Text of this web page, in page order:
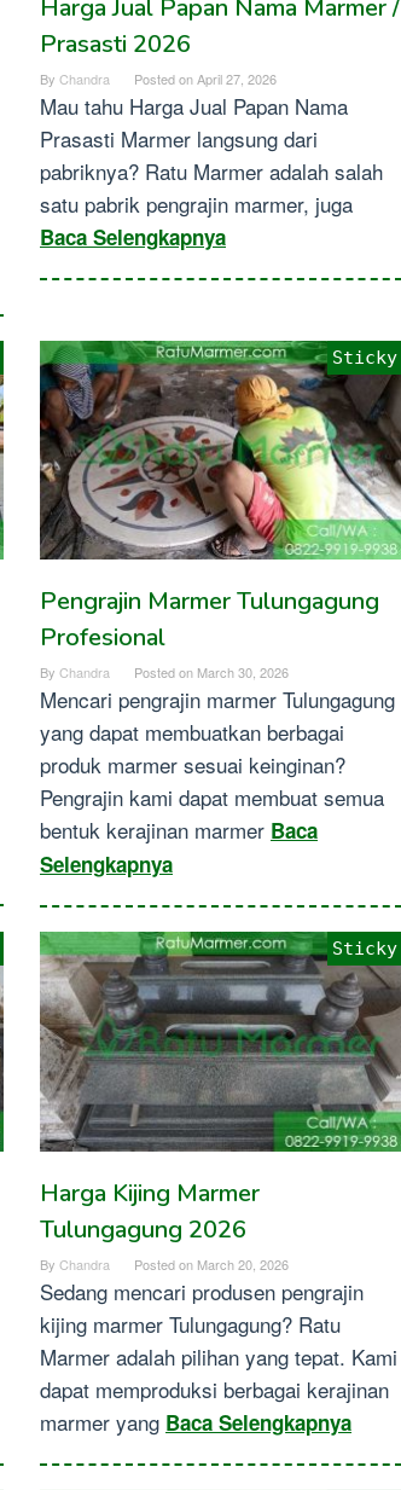
Harga Jual Papan Nama Marmer /
Prasasti 2026
By Chandra Posted onApril 27, 2026
Mau tahu Harga Jual Papan Nama
Prasasti Marmer langsung dari
pabriknya? Ratu Marmer adalah salah
satu pabrik pengrajin marmer, juga
Baca Selengkapnya
Pengrajin Marmer Tulungagung
Profesional
By Chandra Posted on March 30, 2026
Mencari pengrajin marmer Tulungagung
yang dapat membuatkan berbagai
produk marmer sesuai keinginan?
Pengrajin kami dapat membuat semua
bentuk kerajinan marmer Baca
Selengkapnya
Sticky
Harga Kijing Marmer
Tulungagung 2026
By Chandra Posted on March 20, 2026
Sedang mencari produsen pengrajin
kijing marmer Tulungagung? Ratu
Marmer adalah pilihan yang tepat. Kami
dapat memproduksi berbagai kerajinan
marmer yang Baca Selengkapnya
Sticky